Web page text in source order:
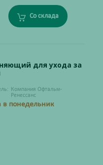
Со склада
для ухода за
Компания Офтальм-
Ренессанс
в понедельник